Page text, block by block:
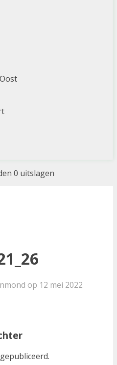
0 uitslagen
op 12 mei 2022